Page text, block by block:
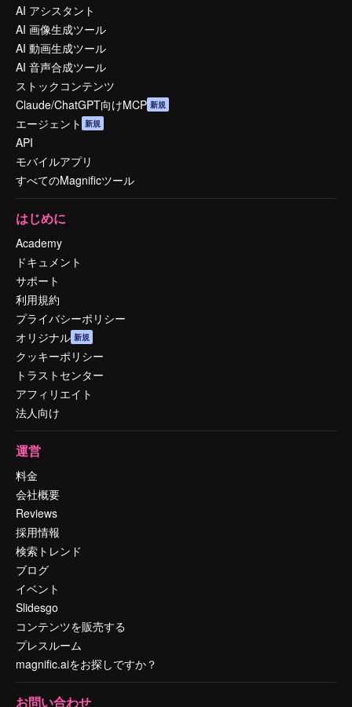
AI アシスタント
AI 画像生成ツール
AI 動画生成ツール
AI 音声合成ツール
ストックコンテンツ
Claude/ChatGPT向けMCP 新規
エージェント 新規
API
モバイルアプリ
すべてのMagnificツール
はじめに
Academy
ドキュメント
サポート
利用規約
プライバシーポリシー
オリジナル 新規
クッキーポリシー
トラストセンター
アフィリエイト
法人向け
運営
料金
会社概要
Reviews
採用情報
検索トレンド
ブログ
イベント
Slidesgo
コンテンツを販売する
プレスルーム
magnific.aiをお探しですか？
お問い合わせ